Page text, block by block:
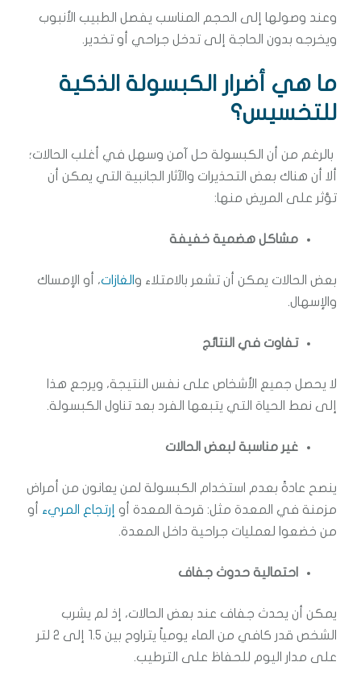
وعند وصولها إلى الحجم المناسب يفصل الطبيب الأنبوب
ويخرجه بدون الحاجة إلى تدخل جراحي أو تخدير.
ما هي أضرار الكبسولة الذكية
للتخسيس؟
بالرغم من أن الكبسولة حل آمن وسهل في أغلب الحالات؛
ألا أن هناك بعض التحذيرات والآثار الجانبية التي يمكن أن
تؤثر على المريض منها:
مشاكل هضمية خفيفة
بعض الحالات يمكن أن تشعر بالامتلاء و الغازات، أو الإمساك
والإسهال.
تفاوت في النتائج
لا يحصل جميع الأشخاص على نفس النتيجة، ويرجع هذا
إلى نمط الحياة التي يتبعها الفرد بعد تناول الكبسولة.
غير مناسبة لبعض الحالات
ينصح عادةً بعدم استخدام الكبسولة لمن يعانون من أمراض
مزمنة في المعدة مثل: قرحة المعدة أو إرتجاع المريء أو
من خضعوا لعمليات جراحية داخل المعدة.
احتمالية حدوث جفاف
يمكن أن يحدث جفاف عند بعض الحالات، إذ لم يشرب
الشخص قدر كافي من الماء يومياً يتراوح بين 1.5 إلى 2 لتر
على مدار اليوم للحفاظ على الترطيب.